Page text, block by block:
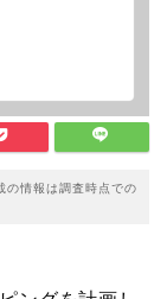
の情報は調査時点での